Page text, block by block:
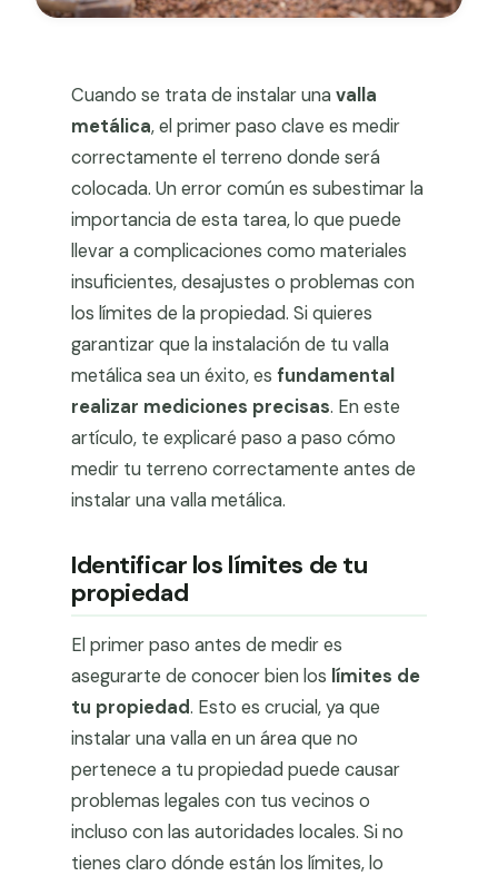
Cuando se trata de instalar una valla
metálica, el primer paso clave es medir
correctamente el terreno donde será
colocada. Un error común es subestimar la
importancia de esta tarea, lo que puede
llevar a complicaciones como materiales
insuficientes, desajustes o problemas con
los límites de la propiedad. Si quieres
garantizar que la instalación de tu valla
metálica sea un éxito, es fundamental
realizar mediciones precisas. En este
artículo, te explicaré paso a paso cómo
medir tu terreno correctamente antes de
instalar una valla metálica.
Identificar los límites de tu
propiedad
El primer paso antes de medir es
asegurarte de conocer bien los límites de
tu propiedad. Esto es crucial, ya que
instalar una valla en un área que no
pertenece a tu propiedad puede causar
problemas legales con tus vecinos o
incluso con las autoridades locales. Si no
tienes claro dónde están los límites, lo